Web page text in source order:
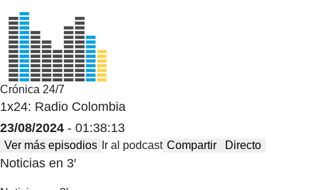
Crónica 24/7
1x24: Radio Colombia
23/08/2024 - 01:38:13
Ver más episodios Ir al podcast Compartir Directo
Noticias en 3′